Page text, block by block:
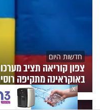
חדשות היום
צפון קוריאה תציב
באוקראינה מתקיפה
X